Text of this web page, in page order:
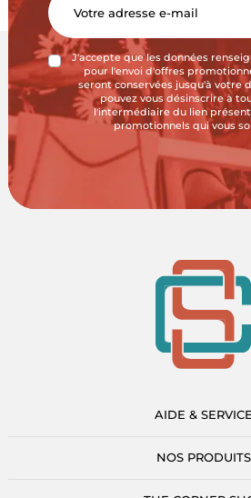
J'accepte que les données
pour l'envoi d'offres
seront conservées jusqu'à votre
pouvez vous désinscrire à
l'intermédiaire du lien
promotionnels qui vous
AIDE & SERVICE
NOS PRODUITS